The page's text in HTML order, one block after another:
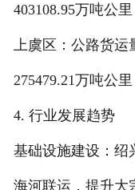
403108.95万吨公
上虞区：公路货
275479.21万吨公
4. 行业发展趋势
基础设施建设：绍
海河联运，提升大